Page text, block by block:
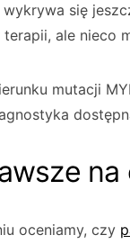
się
ale nieco
mutacji
na
oceniamy, czy